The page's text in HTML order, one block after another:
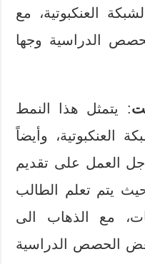
العنكبوتية، مع
الدراسية وجها
: يتمثل هذا النمط
وأيضاً
العمل على تقديم
حيث يتم تعلم الطالب
مع الذهاب الى
الحصص الدراسية